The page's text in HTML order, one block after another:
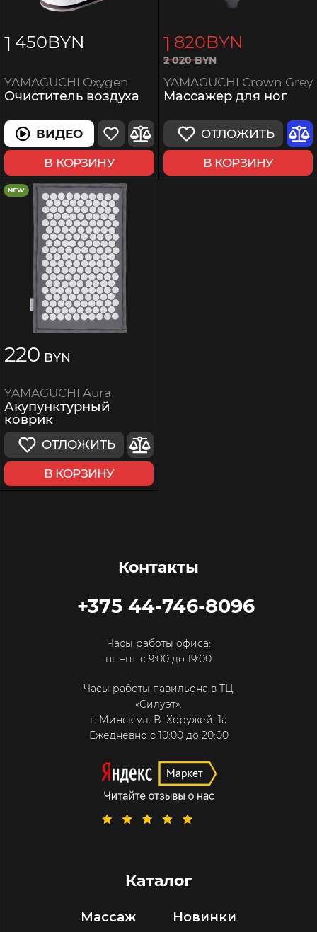
1 450BYN
YAMAGUCHI Oxygen
Очиститель воздуха
ВИДЕО
В КОРЗИНУ
1 820BYN
2 020BYN
YAMAGUCHI Crown Grey
Массажер для ног
ОТЛОЖИТЬ
В КОРЗИНУ
NEW
220 BYN
YAMAGUCHI Aura
Акупунктурный
коврик
ОТЛОЖИТЬ
В КОРЗИНУ
Контакты
+375 44-746-8096
Часы работы офиса:
пн.–пт. с 9:00 до 19:00
Часы работы павильона в ТЦ
«Силуэт»:
г. Минск ул. В. Хоружей, 1а
Ежедневно с 10:00 до 20:00
Каталог
Массаж Новинки